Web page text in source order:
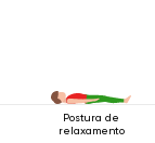
Postura de
relaxamento